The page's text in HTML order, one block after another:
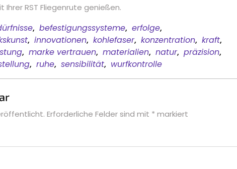
RST Fliegenrute genießen.
, befestigungssysteme, erfolge,
, innovationen, kohlefaser, konzentration, kraft,
, marke vertrauen, materialien, natur, präzision,
, ruhe, sensibilität, wurfkontrolle
Erforderliche Felder sind mit * markiert